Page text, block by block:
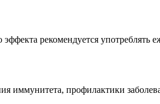
рекомендуется
иммунитета, профилактики